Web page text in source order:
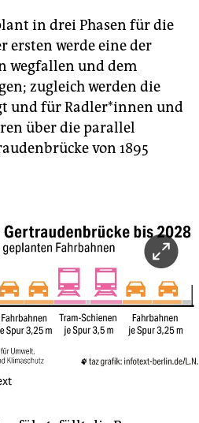
in drei Phasen für die
ersten werde eine der
wegfallen und dem
zugleich werden die
und für Rad­le­r*in­nen und
über die parallel
von 1895